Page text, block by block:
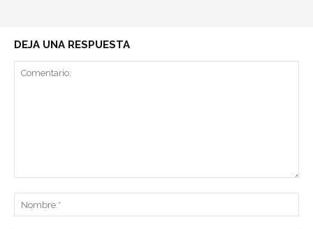
DEJA UNA RESPUESTA